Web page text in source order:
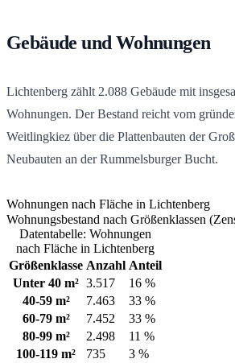
Gebäude und Wohnungen
Lichtenberg zählt 2.088 Gebäude mit
Wohnungen. Der Bestand reicht vom
Weitlingkiez über die Plattenbauten der
Neubauten an der Rummelsburger Bucht.
Wohnungen nach Fläche in Lichtenberg
Wohnungsbestand nach Größenklassen
Datentabelle: Wohnungen
nach Fläche in Lichtenberg
Größenklasse Anzahl Anteil
Unter 40 m² 3.517
16 %
40-59 m²
7.463
33 %
60-79 m²
7.452
33 %
80-99 m²
2.498
11 %
100-119 m²
735
3 %